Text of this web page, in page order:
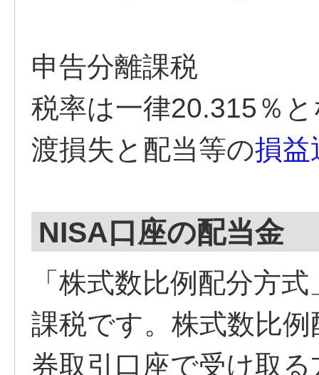
申告分離課税
税率は一律20.315％
渡損失と配当等の損益
NISA口座の配当金
「株式数比例配分方
課税です。株式数比
券取引口座で受け取